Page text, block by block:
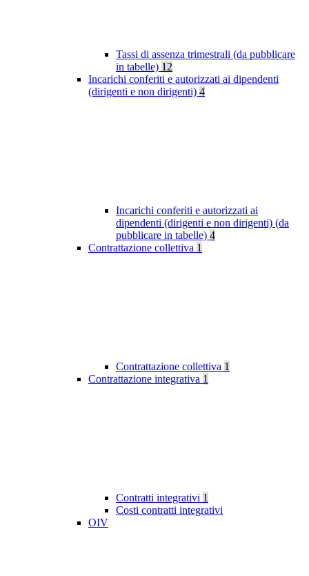
Tassi di assenza trimestrali (da pubblicare
in tabelle) 12
Incarichi conferiti e autorizzati ai dipendenti
(dirigenti e non dirigenti) 4
Incarichi conferiti e autorizzati ai
dipendenti (dirigenti e non dirigenti) (da
pubblicare in tabelle) 4
Contrattazione collettiva 1
Contrattazione collettiva 1
Contrattazione integrativa 1
Contratti integrativi 1
Costi contratti integrativi
OIV